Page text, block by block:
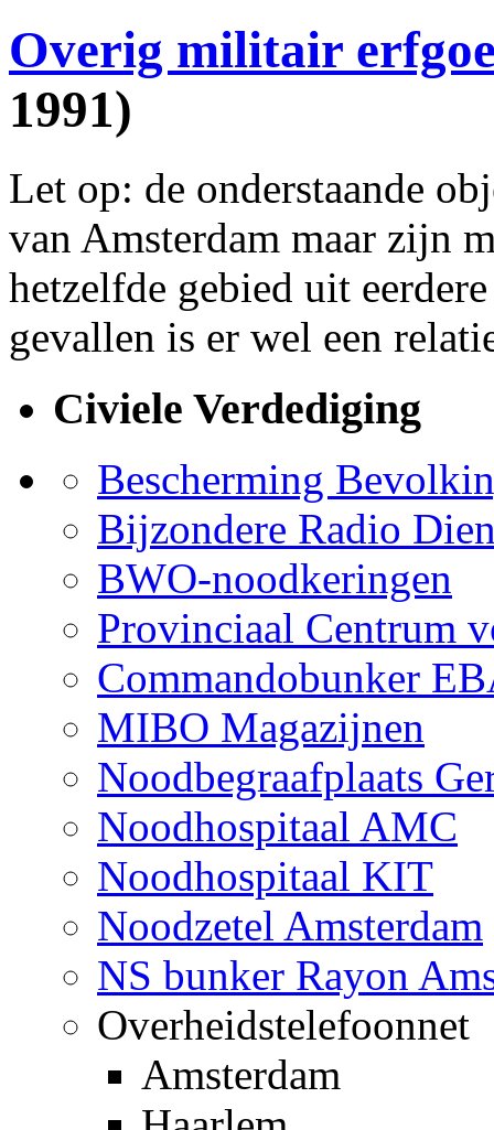
Overig militair
1991)
Let op: de onderstaande
van Amsterdam maar zijn
hetzelfde gebied uit
gevallen is er wel een
Civiele Verdediging
Bescherming
Bijzondere Radio
BWO-noodkeringen
Provinciaal Centrum
Commandobunker
MIBO Magazijnen
Noodbegraafplaats
Noodhospitaal AMC
Noodhospitaal KIT
Noodzetel Amsterdam
NS bunker Rayon
Overheidstelefoonnet
Amsterdam